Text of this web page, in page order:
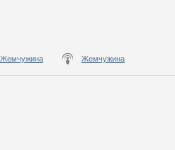
Жемчужина Жемчужина